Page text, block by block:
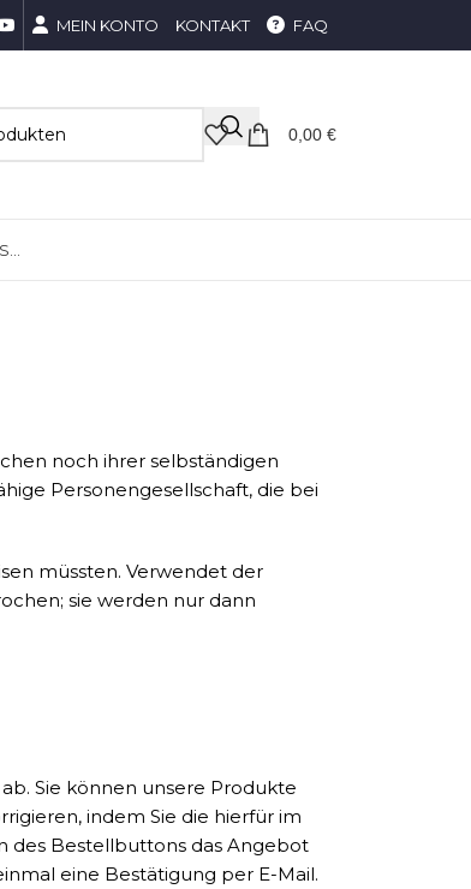
MEIN KONTO KONTAKT FAQ
0,00 €
noch ihrer selbständigen
Personengesellschaft, die bei
müssten. Verwendet der
sie werden nur dann
Sie können unsere Produkte
indem Sie die hierfür im
des Bestellbuttons das Angebot
eine Bestätigung per E-Mail.